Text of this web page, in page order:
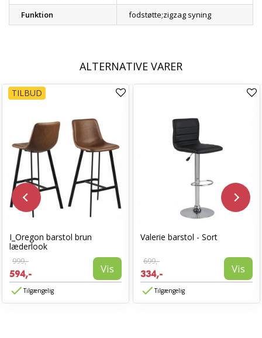
Funktion
fodstøtte;zigzag syning
ALTERNATIVE VARER
TILBUD
I_Oregon barstol brun
læderlook
999,-
594,- Vis
Tilgængelig
Valerie barstol - Sort
699,-
334,- Vis
Tilgængelig